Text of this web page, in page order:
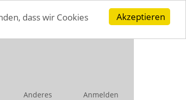
Akzeptieren
dass wir Cookies
Anderes Anmelden